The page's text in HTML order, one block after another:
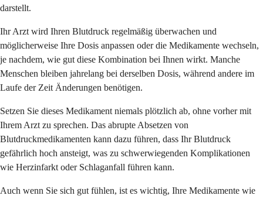
darstellt.
Ihr Arzt wird Ihren Blutdruck regelmäßig überwachen und
möglicherweise Ihre Dosis anpassen oder die Medikamente wechseln,
je nachdem, wie gut diese Kombination bei Ihnen wirkt. Manche
Menschen bleiben jahrelang bei derselben Dosis, während andere im
Laufe der Zeit Änderungen benötigen.
Setzen Sie dieses Medikament niemals plötzlich ab, ohne vorher mit
Ihrem Arzt zu sprechen. Das abrupte Absetzen von
Blutdruckmedikamenten kann dazu führen, dass Ihr Blutdruck
gefährlich hoch ansteigt, was zu schwerwiegenden Komplikationen
wie Herzinfarkt oder Schlaganfall führen kann.
Auch wenn Sie sich gut fühlen, ist es wichtig, Ihre Medikamente wie